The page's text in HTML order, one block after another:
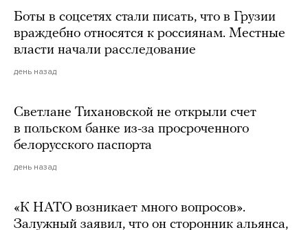
Боты в соцсетях стали писать, что в Грузии
враждебно относятся к россиянам. Местные
власти начали расследование
день назад
Светлане Тихановской не открыли счет
в польском банке из-за просроченного
белорусского паспорта
день назад
«К НАТО возникает много вопросов».
Залужный заявил, что он сторонник альянса,